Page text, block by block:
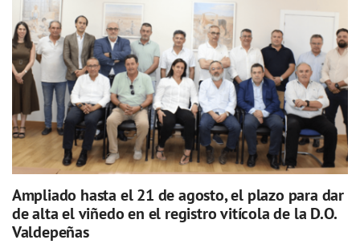
Ampliado hasta el 21 de agosto, el plazo para dar
de alta el viñedo en el registro vitícola de la D.O.
Valdepeñas